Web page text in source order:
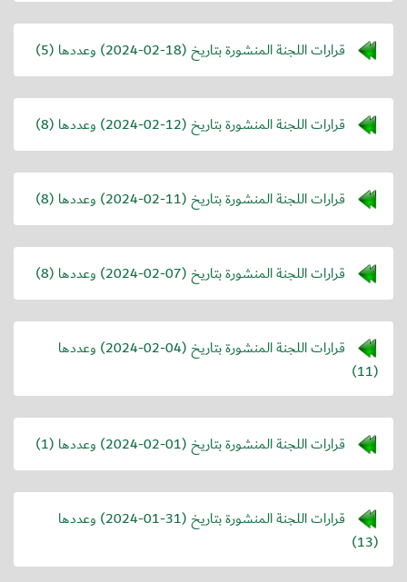
قرارات اللجنة المنشورة بتاريخ (2024-02-18) وعددها (5)
قرارات اللجنة المنشورة بتاريخ (2024-02-12) وعددها (8)
قرارات اللجنة المنشورة بتاريخ (2024-02-11) وعددها (8)
قرارات اللجنة المنشورة بتاريخ (2024-02-07) وعددها (8)
قرارات اللجنة المنشورة بتاريخ (2024-02-04) وعددها
(11)
قرارات اللجنة المنشورة بتاريخ (2024-02-01) وعددها (1)
قرارات اللجنة المنشورة بتاريخ (2024-01-31) وعددها
(13)